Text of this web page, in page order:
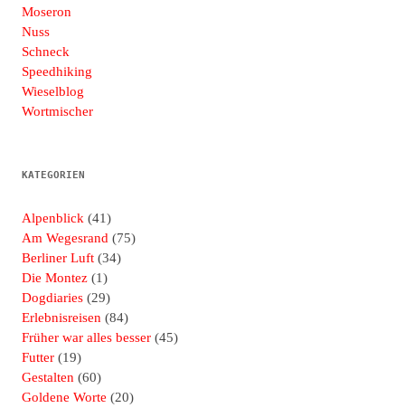
Moseron
Nuss
Schneck
Speedhiking
Wieselblog
Wortmischer
KATEGORIEN
Alpenblick (41)
Am Wegesrand (75)
Berliner Luft (34)
Die Montez (1)
Dogdiaries (29)
Erlebnisreisen (84)
Früher war alles besser (45)
Futter (19)
Gestalten (60)
Goldene Worte (20)